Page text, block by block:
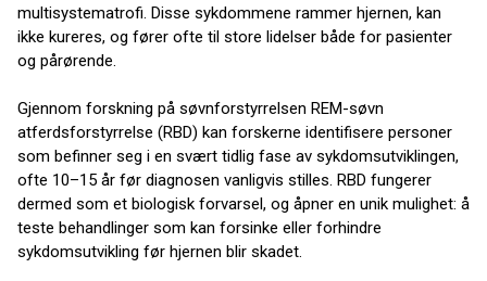
multisystematrofi. Disse sykdommene rammer hjernen, kan
ikke kureres, og fører ofte til store lidelser både for pasienter
og pårørende.
Gjennom forskning på søvnforstyrrelsen REM-søvn
atferdsforstyrrelse (RBD) kan forskerne identifisere personer
som befinner seg i en svært tidlig fase av sykdomsutviklingen,
ofte 10–15 år før diagnosen vanligvis stilles. RBD fungerer
dermed som et biologisk forvarsel, og åpner en unik mulighet: å
teste behandlinger som kan forsinke eller forhindre
sykdomsutvikling før hjernen blir skadet.